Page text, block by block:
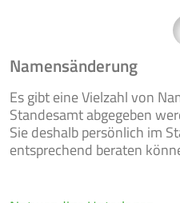
Namensänderung
Es gibt eine Vielzahl von
Standesamt abgegeben
Sie deshalb persönlich im
entsprechend beraten